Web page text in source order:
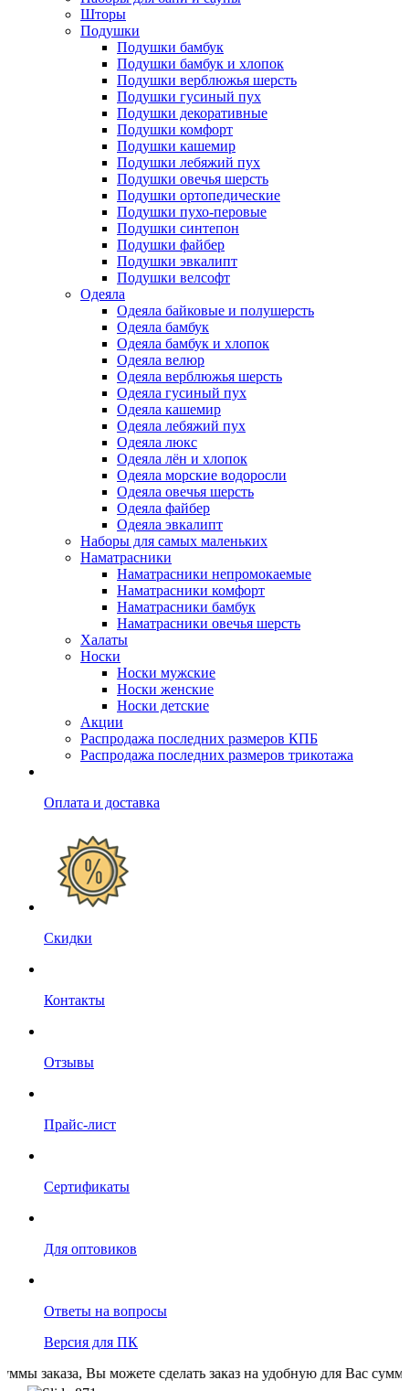
Шторы
Подушки
Подушки бамбук
Подушки бамбук и хлопок
Подушки верблюжья шерсть
Подушки гусиный пух
Подушки декоративные
Подушки комфорт
Подушки кашемир
Подушки лебяжий пух
Подушки овечья шерсть
Подушки ортопедические
Подушки пухо-перовые
Подушки синтепон
Подушки файбер
Подушки эвкалипт
Подушки велсофт
Одеяла
Одеяла байковые и полушерсть
Одеяла бамбук
Одеяла бамбук и хлопок
Одеяла велюр
Одеяла верблюжья шерсть
Одеяла гусиный пух
Одеяла кашемир
Одеяла лебяжий пух
Одеяла люкс
Одеяла лён и хлопок
Одеяла морские водоросли
Одеяла овечья шерсть
Одеяла файбер
Одеяла эвкалипт
Наборы для самых маленьких
Наматрасники
Наматрасники непромокаемые
Наматрасники комфорт
Наматрасники бамбук
Наматрасники овечья шерсть
Халаты
Носки
Носки мужские
Носки женские
Носки детские
Акции
Распродажа последних размеров КПБ
Распродажа последних размеров трикотажа
Оплата и доставка
Скидки
Контакты
Отзывы
Прайс-лист
Сертификаты
Для оптовиков
Ответы на вопросы
Версия для ПК
Вы можете сделать заказ на удобную для Вас сумму. Все